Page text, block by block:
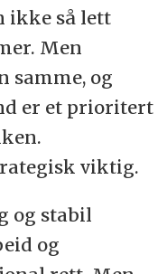
ikke så lett
Men
samme, og
er et prioritert
viktig.
og stabil
og